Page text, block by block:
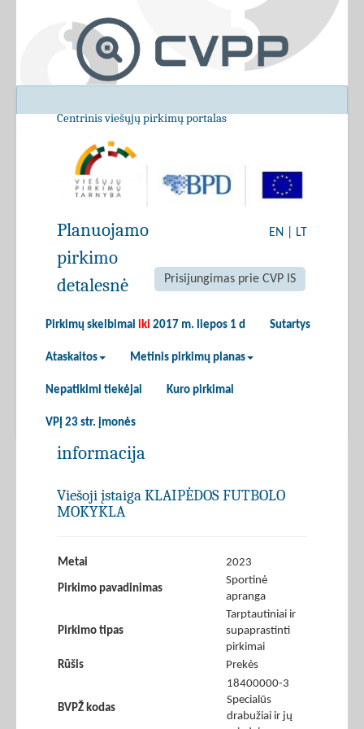
Centrinis viešųjų pirkimų portalas
EN LT
Prisijungimas prie CVP IS
Pirkimų skelbimai iki 2017 m. liepos 1 d Sutartys
Ataskaitos Metinis pirkimų planas
Nepatikimi tiekėjai Kuro pirkimai
VPĮ 23 str. įmonės
Planuojamo
pirkimo
detalesnė
informacija
Viešoji įstaiga KLAIPĖDOS FUTBOLO
MOKYKLA
Metai 2023
Pirkimo pavadinimas
Sportinė
apranga
Pirkimo tipas
Tarptautiniai ir
supaprastinti
pirkimai
Rūšis
Prekės
BVPŽ kodas
18400000-3
Specialūs
drabužiai ir jų